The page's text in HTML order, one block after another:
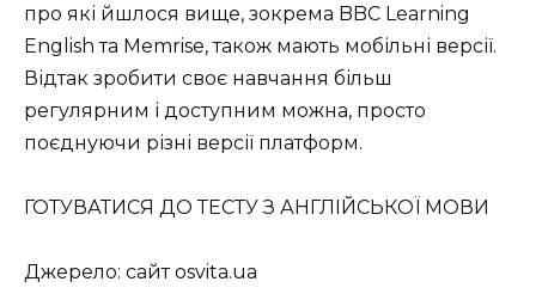
про які йшлося вище, зокрема BBC Learning
English та Memrise, також мають мобільні версії.
Відтак зробити своє навчання більш
регулярним і доступним можна, просто
поєднуючи різні версії платформ.
ГОТУВАТИСЯ ДО ТЕСТУ З АНГЛІЙСЬКОЇ МОВИ
Джерело: сайт osvita.ua